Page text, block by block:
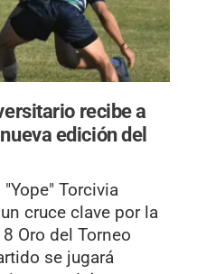
recibe a
edición del
Torcivia
cruce clave por la
Oro del Torneo
se jugará